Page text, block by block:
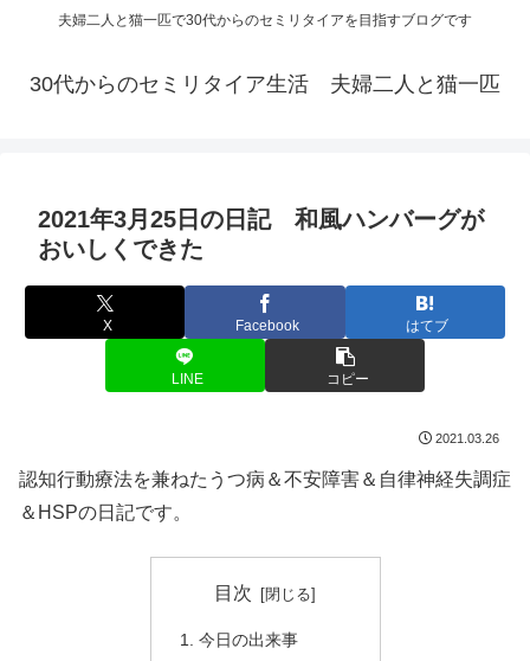
夫婦二人と猫一匹で30代からのセミリタイアを目指すブログです
30代からのセミリタイア生活 夫婦二人と猫一匹
2021年3月25日の日記 和風ハンバーグが
おいしくできた
X Facebook はてブ
LINE コピー
2021.03.26
認知行動療法を兼ねたうつ病＆不安障害＆自律神経失調症
＆HSPの日記です。
目次
今日の出来事